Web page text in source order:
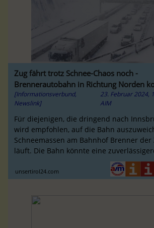
Zug fährt trotz Schnee-Chaos noch -
Brennerautobahn in Richtung Norden
gesperrt
[Informationsverbund,
Newslink]
23. Februar 2024,
AIM
Für diejenigen, die dringend nach
wird empfohlen, auf die Bahn
Schneemassen am Bahnhof Brenner
läuft. Die Bahn könnte eine
unsertirol24.com